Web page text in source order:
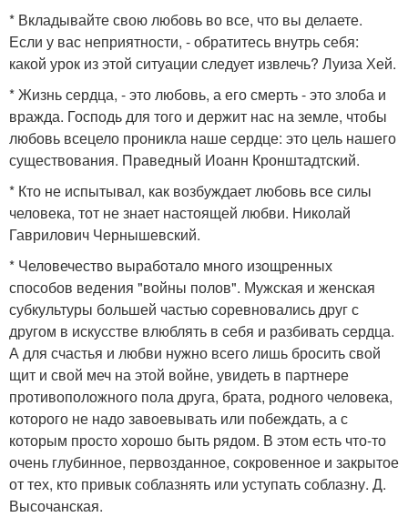
* Вкладывайте свою любовь во все, что вы делаете.
Если у вас неприятности, - обратитесь внутрь себя:
какой урок из этой ситуации следует извлечь? Луиза Хей.
* Жизнь сердца, - это любовь, а его смерть - это злоба и
вражда. Господь для того и держит нас на земле, чтобы
любовь всецело проникла наше сердце: это цель нашего
существования. Праведный Иоанн Кронштадтский.
* Кто не испытывал, как возбуждает любовь все силы
человека, тот не знает настоящей любви. Николай
Гаврилович Чернышевский.
* Человечество выработало много изощренных
способов ведения "войны полов". Мужская и женская
субкультуры большей частью соревновались друг с
другом в искусстве влюблять в себя и разбивать сердца.
А для счастья и любви нужно всего лишь бросить свой
щит и свой меч на этой войне, увидеть в партнере
противоположного пола друга, брата, родного человека,
которого не надо завоевывать или побеждать, а с
которым просто хорошо быть рядом. В этом есть что-то
очень глубинное, первозданное, сокровенное и закрытое
от тех, кто привык соблазнять или уступать соблазну. Д.
Высочанская.